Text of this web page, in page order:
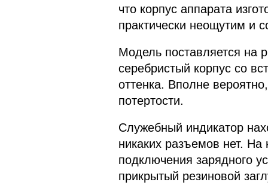
что корпус аппарата
практически неощутим и
Модель поставляется на
серебристый корпус со
оттенка. Вполне
потертости.
Служебный индикатор
никаких разъемов нет.
подключения зарядного
прикрытый резиновой